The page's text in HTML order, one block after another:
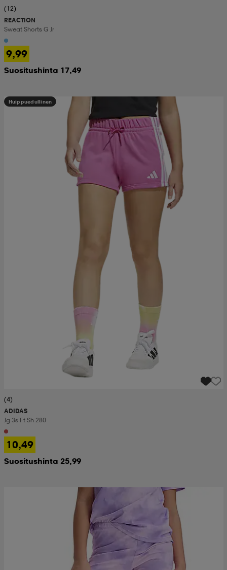
(12)
REACTION
Sweat Shorts G Jr
9,99
Suositushinta 17,49
Huippuedullinen
(4)
ADIDAS
Jg 3s Ft Sh 280
10,49
Suositushinta 25,99